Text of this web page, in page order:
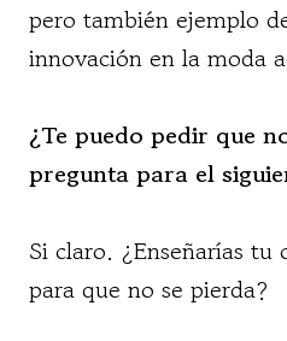
pero también ejemplo
innovación en la moda
¿Te puedo pedir que
pregunta para el
Si claro. ¿Enseñarías
para que no se pierda?